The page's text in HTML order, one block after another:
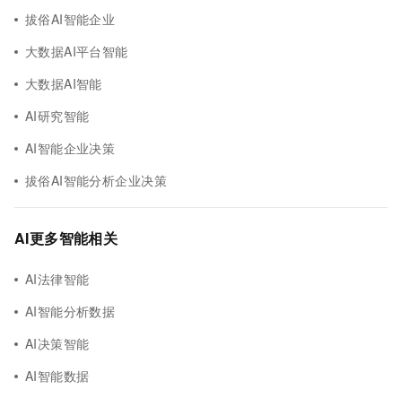
拔俗AI智能企业
大数据AI平台智能
大数据AI智能
AI研究智能
AI智能企业决策
拔俗AI智能分析企业决策
AI更多智能相关
AI法律智能
AI智能分析数据
AI决策智能
AI智能数据